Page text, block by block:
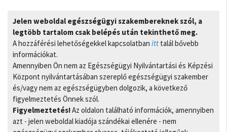
Jelen weboldal egészségügyi szakembereknek szól, a
legtöbb tartalom csak belépés után tekinthető meg.
A hozzáférési lehetőségekkel kapcsolatban itt talál bővebb
információkat.
Amennyiben Ön nem az Egészségügyi Nyilvántartási és Képzési
Központ nyilvántartásában szereplő egészségügyi szakember
és/vagy nem az egészségügyben dolgozik, a következő
figyelmeztetés Önnek szól.
Figyelmeztetés!Az oldalon található információk, amennyiben
azt - jelen weboldal kiadója szándékai ellenére - nem